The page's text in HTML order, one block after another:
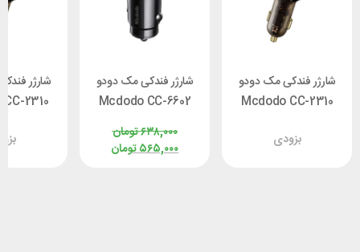
شارژر فندکی مک دودو
Mcdodo CC-2310
بزودی
شارژر فندکی مک دودو
Mcdodo CC-6602
تومان۶۳۸,۰۰۰
تومان۵۶۵,۰۰۰
شارژر
2310